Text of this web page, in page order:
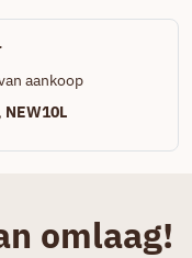
aankoop
NEW10L
omlaag!